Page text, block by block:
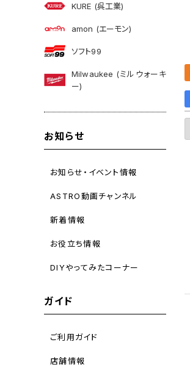
KURE (呉工業)
amon (エーモン)
ソフト99
Milwaukee (ミルウォーキ
ー)
お知らせ
お知らせ・イベント情報
ASTRO動画チャンネル
新着情報
お役立ち情報
DIYやってみたコーナー
ガイド
ご利用ガイド
店舗情報